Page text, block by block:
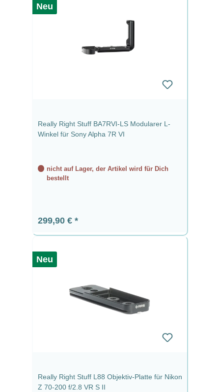
Neu
Really Right Stuff BA7RVI-LS Modularer L-
Winkel für Sony Alpha 7R VI
nicht auf Lager, der Artikel wird für Dich
bestellt
Regulärer Preis:
299,90 €
Neu
Really Right Stuff L88 Objektiv-Platte für Nikon
Z 70-200 f/2.8 VR S II